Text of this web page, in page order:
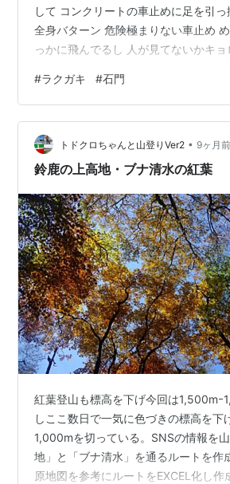
して コンクリートの車止めに足を引
全身バターン 危険極まりない車止め
っかに飛んでるし 人が見てないかキョ
作り 前にも似たような事象があったっ
さんが 段差でコケた 両尻に青痣付け
ブもあった 脚の筋肉も 今では筋肉の
筋肉に 復活は無し🦿🦾
#ラクガキ #石門
トドクロちゃんと山登りVer2 • 9ヶ月前
鈴鹿の上高地・ブナ清水の紅葉
紅葉登山も標高を下げ今回は1,500mｰ
しここ数日で一気に色づきの標高を下
1,000mを切っている。SNSの情報を
地」と「ブナ清水」を通るルートを作
原地図を参考にルートをEXCEL化し作